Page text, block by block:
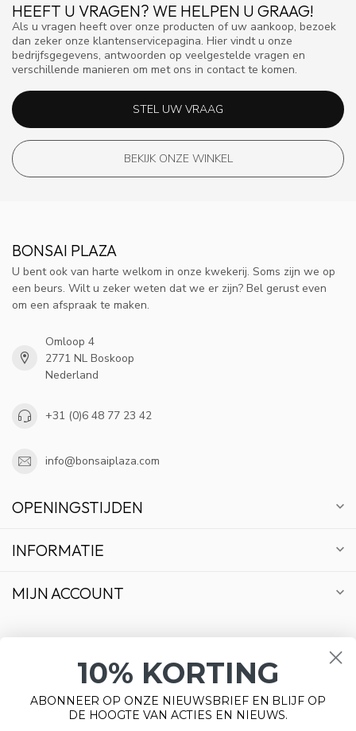
HEEFT U VRAGEN? WE HELPEN U GRAAG!
Als u vragen heeft over onze producten of uw aankoop, bezoek
dan zeker onze klantenservicepagina. Hier vindt u onze
bedrijfsgegevens, antwoorden op veelgestelde vragen en
verschillende manieren om met ons in contact te komen.
STEL UW VRAAG
BEKIJK ONZE WINKEL
BONSAI PLAZA
U bent ook van harte welkom in onze kwekerij. Soms zijn we op
een beurs. Wilt u zeker weten dat we er zijn? Bel gerust even
om een afspraak te maken.
Omloop 4
2771 NL Boskoop
Nederland
+31 (0)6 48 77 23 42
info@bonsaiplaza.com
OPENINGSTIJDEN
INFORMATIE
MIJN ACCOUNT
10% KORTING
ABONNEER OP ONZE NIEUWSBRIEF EN BLIJF OP
DE HOOGTE VAN ACTIES EN NIEUWS.